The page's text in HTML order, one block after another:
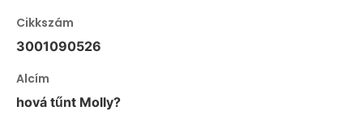
Cikkszám
3001090526
Alcím
hová tűnt Molly?